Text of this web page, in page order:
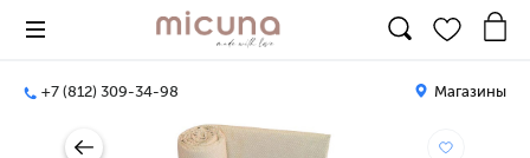
+7 (812) 309-34-98 Магазины